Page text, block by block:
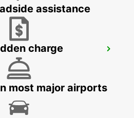
AIRPORT
assistance
charge
most major airports